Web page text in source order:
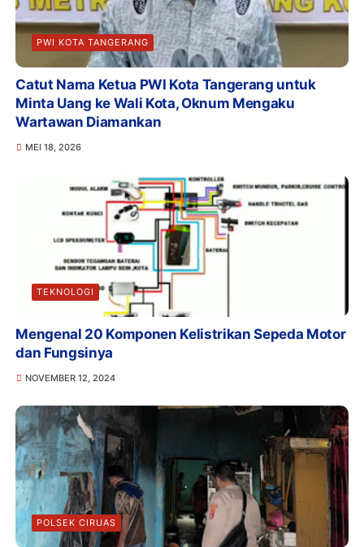
PWI KOTA TANGERANG
Catut Nama Ketua PWI Kota Tangerang untuk
Minta Uang ke Wali Kota, Oknum Mengaku
Wartawan Diamankan
MEI 18, 2026
TEKNOLOGI
Mengenal 20 Komponen Kelistrikan Sepeda Motor
dan Fungsinya
NOVEMBER 12, 2024
POLSEK CIRUAS